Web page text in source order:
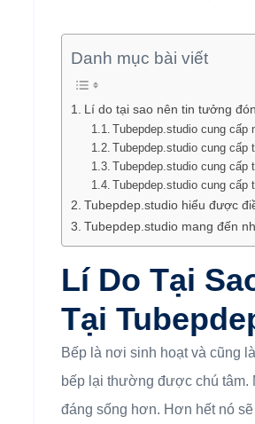
Danh mục bài viết
Lí do tại sao nên tin tưởng
Tubepdep.studio cung
Tubepdep.studio cung cấp
Tubepdep.studio cung cấp
Tubepdep.studio cung
Tubepdep.studio hiểu được
Tubepdep.studio mang đến
Lí Do Tại
Tại
Bếp là nơi sinh hoạt và cũng
bếp lại thường được chú tâm.
đáng sống hơn. Hơn hết nó